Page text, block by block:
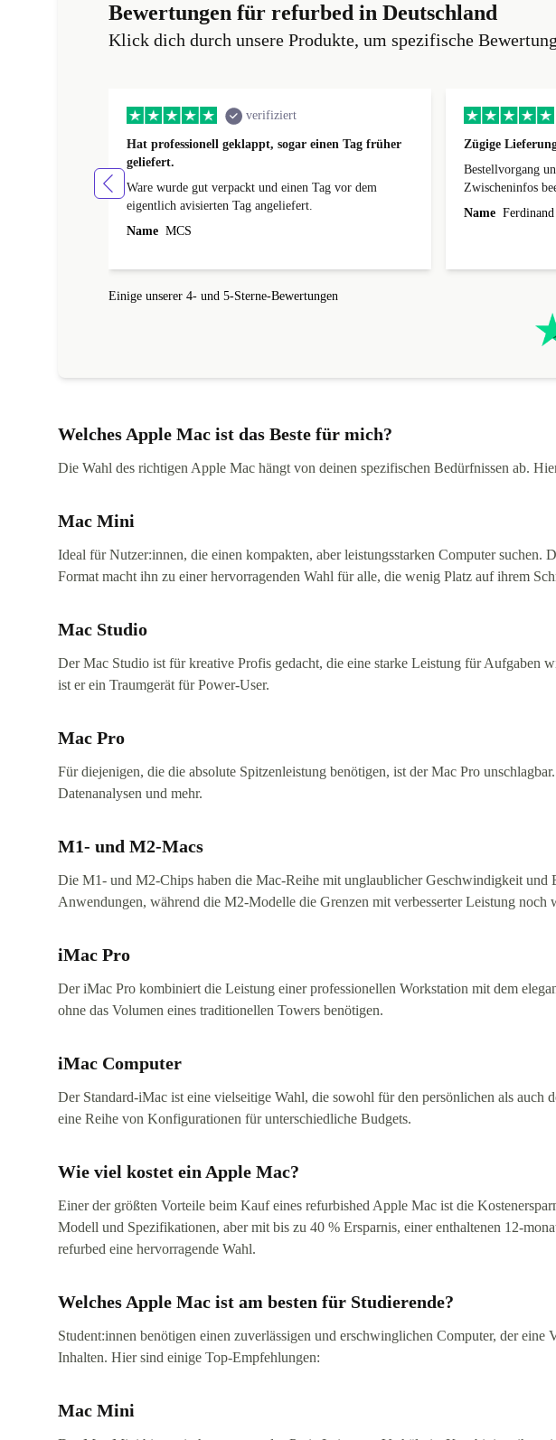
Bewertungen für refurbed in Deutschland
Klick dich durch unsere Produkte, um spezifische
verifiziert
Hat professionell geklappt, sogar einen Tag früher
geliefert.
Ware wurde gut verpackt und einen Tag vor dem
eigentlich avisierten Tag angeliefert.
Name MCS
Zügige
Bestellvorgang
Zwischeninfos
Name
Einige unserer 4- und 5-Sterne-Bewertungen
Welches Apple Mac ist das Beste für mich?
Die Wahl des richtigen Apple Mac hängt von deinen spezifischen Bedürfnissen ab.
Mac Mini
Ideal für Nutzer:innen, die einen kompakten, aber leistungsstarken Computer
Format macht ihn zu einer hervorragenden Wahl für alle, die wenig Platz auf ihrem
Mac Studio
Der Mac Studio ist für kreative Profis gedacht, die eine starke Leistung für
ist er ein Traumgerät für Power-User.
Mac Pro
Für diejenigen, die die absolute Spitzenleistung benötigen, ist der Mac Pro
Datenanalysen und mehr.
M1- und M2-Macs
Die M1- und M2-Chips haben die Mac-Reihe mit unglaublicher Geschwindigkeit
Anwendungen, während die M2-Modelle die Grenzen mit verbesserter Leistung noch
iMac Pro
Der iMac Pro kombiniert die Leistung einer professionellen Workstation mit dem
ohne das Volumen eines traditionellen Towers benötigen.
iMac Computer
Der Standard-iMac ist eine vielseitige Wahl, die sowohl für den persönlichen als auch
eine Reihe von Konfigurationen für unterschiedliche Budgets.
Wie viel kostet ein Apple Mac?
Einer der größten Vorteile beim Kauf eines refurbished Apple Mac ist die
Modell und Spezifikationen, aber mit bis zu 40 % Ersparnis, einer enthaltenen 12-
refurbed eine hervorragende Wahl.
Welches Apple Mac ist am besten für Studierende?
Student:innen benötigen einen zuverlässigen und erschwinglichen Computer, der
Inhalten. Hier sind einige Top-Empfehlungen:
Mac Mini